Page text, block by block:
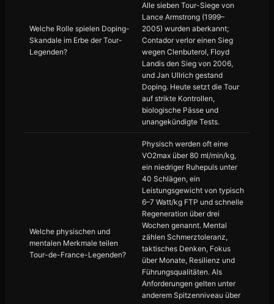
Welche Rolle spielen Doping-
Skandale im Erbe der Tour-
Legenden?
Alle sieben Tour-Siege von
Lance Armstrong (1999–
2005) wurden aberkannt;
Contador verlor einen Sieg
wegen Clenbuterol, Floyd
Landis den Sieg von 2006,
und Jan Ullrich gestand
Doping. Heute setzt die Tour
auf strikte Kontrollen,
biologische Pässe und
unangekündigte Tests.
Welche physischen und
mentalen Merkmale teilen
Tour-de-France-Legenden?
Physisch werden oft eine
VO2max über 80 ml/min/kg,
ein niedriger Ruhepuls unter
40 Schlägen, ein
Leistungsgewicht von typisch
6–7 Watt/kg FTP und schnelle
Regeneration über drei
Wochen genannt. Mental
zählen Schmerztoleranz,
taktisches Denken, Fokus
über Monate, Resilienz und
Führungsqualitäten. Als
Anforderungen gelten unter
anderem Spitzenniveau über